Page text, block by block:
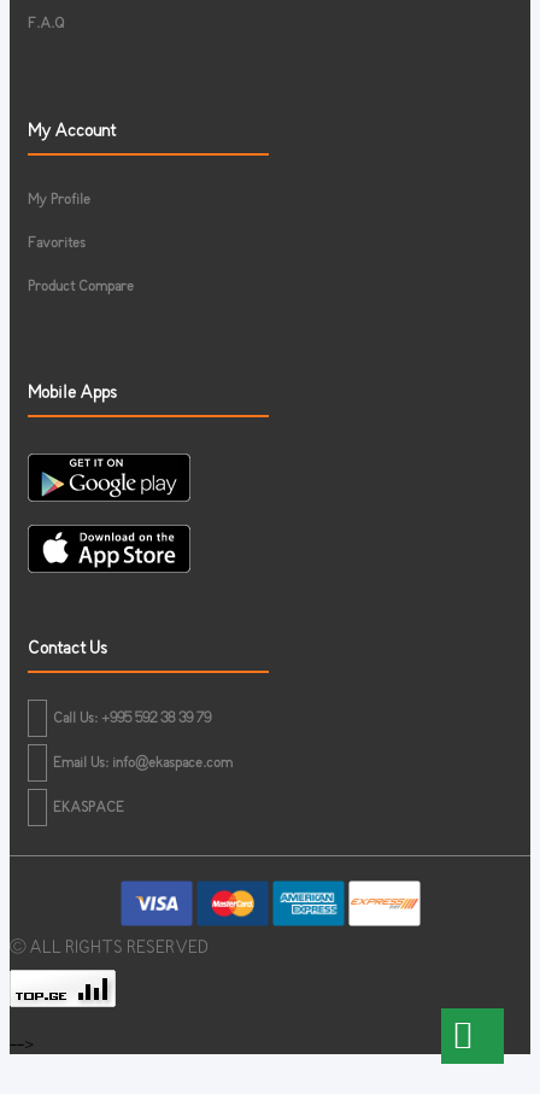
F.A.Q
My Account
My Profile
Favorites
Product Compare
Mobile Apps
Contact Us
Call Us: +995 592 38 39 79
Email Us: info@ekaspace.com
EKASPACE
© ALL RIGHTS RESERVED
-->